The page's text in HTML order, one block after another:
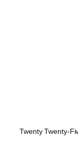
Twenty Twenty-